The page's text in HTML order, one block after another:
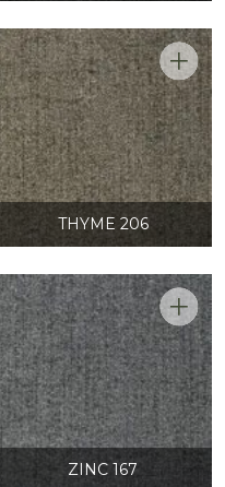
THYME 206
ZINC 167